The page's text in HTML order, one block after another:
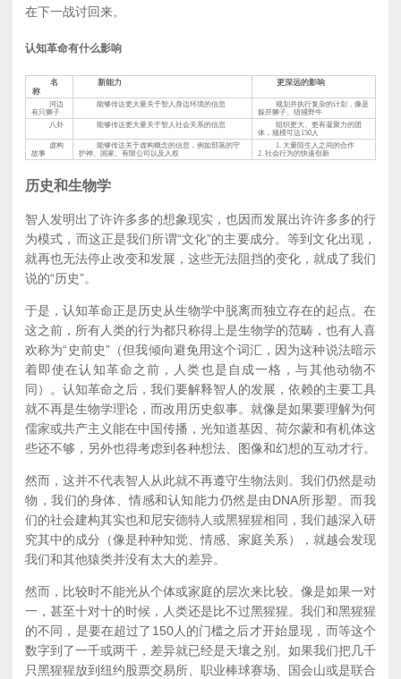
在下一战讨回来。
认知革命有什么影响
名
称
新能力 更深远的影响
河边
有只狮子
能够传达更大量关于智人身边环境的信息
规划并执行复杂的计划，像是
躲开狮子、猎捕野牛
八卦
能够传达更大量关于智人社会关系的信息
组织更大、更有凝聚力的团
体，规模可达150人
虚构
故事
能够传达关于虚构概念的信息，例如部落的守
护神、国家、有限公司以及人权
1. 大量陌生人之间的合作
2. 社会行为的快速创新
历史和生物学
智人发明出了许许多多的想象现实，也因而发展出许许多多的行
为模式，而这正是我们所谓“文化”的主要成分。等到文化出现，
就再也无法停止改变和发展，这些无法阻挡的变化，就成了我们
说的“历史”。
于是，认知革命正是历史从生物学中脱离而独立存在的起点。在
这之前，所有人类的行为都只称得上是生物学的范畴，也有人喜
欢称为“史前史”（但我倾向避免用这个词汇，因为这种说法暗示
着即使在认知革命之前，人类也是自成一格，与其他动物不
同）。认知革命之后，我们要解释智人的发展，依赖的主要工具
就不再是生物学理论，而改用历史叙事。就像是如果要理解为何
儒家或共产主义能在中国传播，光知道基因、荷尔蒙和有机体这
些还不够，另外也得考虑到各种想法、图像和幻想的互动才行。
然而，这并不代表智人从此就不再遵守生物法则。我们仍然是动
物，我们的身体、情感和认知能力仍然是由DNA所形塑。而我
们的社会建构其实也和尼安德特人或黑猩猩相同，我们越深入研
究其中的成分（像是种种知觉、情感、家庭关系），就越会发现
我们和其他猿类并没有太大的差异。
然而，比较时不能光从个体或家庭的层次来比较。像是如果一对
一，甚至十对十的时候，人类还是比不过黑猩猩。我们和黑猩猩
的不同，是要在超过了150人的门槛之后才开始显现，而等这个
数字到了一千或两千，差异就已经是天壤之别。如果我们把几千
只黑猩猩放到纽约股票交易所、职业棒球赛场、国会山或是联合